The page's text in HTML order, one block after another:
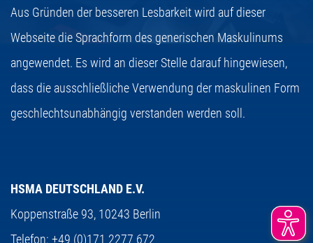
Aus Gründen der besseren Lesbarkeit wird auf dieser
Webseite die Sprachform des generischen Maskulinums
angewendet. Es wird an dieser Stelle darauf hingewiesen,
dass die ausschließliche Verwendung der maskulinen Form
geschlechtsunabhängig verstanden werden soll.
HSMA DEUTSCHLAND E.V.
Koppenstraße 93, 10243 Berlin
Telefon: +49 (0)171 2277 672